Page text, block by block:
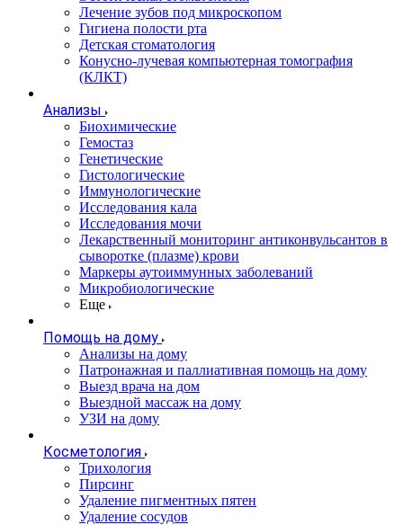
Лечение зубов под микроскопом
Гигиена полости рта
Детская стоматология
Конусно-лучевая компьютерная томография
(КЛКТ)
Анализы
Биохимические
Гемостаз
Генетические
Гистологические
Иммунологические
Исследования кала
Исследования мочи
Лекарственный мониторинг антиконвульсантов в
сыворотке (плазме) крови
Маркеры аутоиммунных заболеваний
Микробиологические
Еще
Помощь на дому
Анализы на дому
Патронажная и паллиативная помощь на дому
Выезд врача на дом
Выездной массаж на дому
УЗИ на дому
Косметология
Трихология
Пирсинг
Удаление пигментных пятен
Удаление сосудов